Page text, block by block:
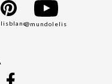
@mundolelis